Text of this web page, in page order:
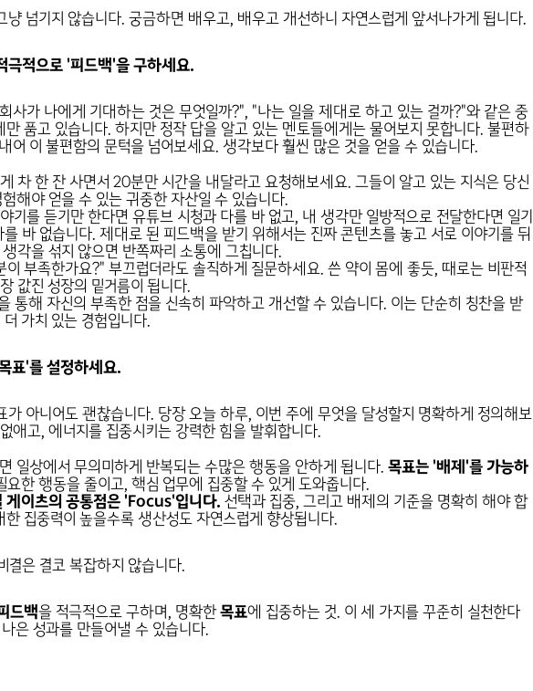
냥 넘기지 않습니다. 궁금하면 배우고, 배우고 개선하니 자연스럽게 앞서나가게 됩니다.
극적으로 '피드백'을 구하세요.
사가 나에게 기대하는 것은 무엇일까?", "나는 일을 제대로 하고 있는 걸까?"와 같은 중
품고 있습니다. 하지만 정작 답을 알고 있는 멘토들에게는 물어보지 못합니다. 불편하
어 이 불편함의 문턱을 넘어보세요. 생각보다 훨씬 많은 것을 얻을 수 있습니다.
차 한 잔 사면서 20분만 시간을 내달라고 요청해보세요. 그들이 알고 있는 지식은 당신
험해야 얻을 수 있는 귀중한 자산일 수 있습니다.
기를 듣기만 한다면 유튜브 시청과 다를 바 없고, 내 생각만 일방적으로 전달한다면 일기
바 없습니다. 제대로 된 피드백을 받기 위해서는 진짜 콘텐츠를 놓고 서로 이야기를 뒤
각을 섞지 않으면 반쪽짜리 소통에 그칩니다.
이 부족한가요?" 부끄럽더라도 솔직하게 질문하세요. 쓴 약이 몸에 좋듯, 때로는 비판적
값진 성장의 밑거름이 됩니다.
통해 자신의 부족한 점을 신속히 파악하고 개선할 수 있습니다. 이는 단순히 칭찬을 받
가치 있는 경험입니다.
표'를 설정하세요.
가 아니어도 괜찮습니다. 당장 오늘 하루, 이번 주에 무엇을 달성할지 명확하게 정의해보
애고, 에너지를 집중시키는 강력한 힘을 발휘합니다.
일상에서 무의미하게 반복되는 수많은 행동을 안하게 됩니다. 목표는 '배제'를 가능하
요한 행동을 줄이고, 핵심 업무에 집중할 수 있게 도와줍니다.
게이츠의 공통점은 'Focus'입니다. 선택과 집중, 그리고 배제의 기준을 명확히 해야 합
집중력이 높을수록 생산성도 자연스럽게 향상됩니다.
결은 결코 복잡하지 않습니다.
드백을 적극적으로 구하며, 명확한목표에 집중하는 것. 이 세 가지를 꾸준히 실천한다
은 성과를 만들어낼 수 있습니다.